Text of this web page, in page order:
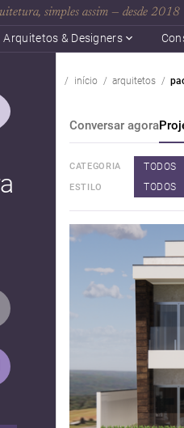
simples assim — desde 2018
Arquitetos & Designers
início arquitetos
Conversar agora
CATEGORIA TODOS
ESTILO TODOS